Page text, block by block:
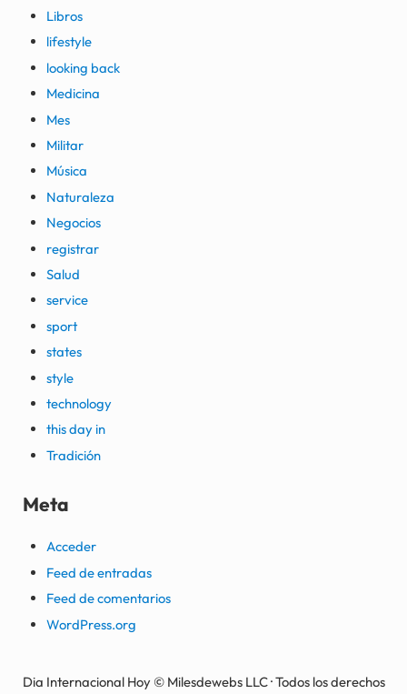
Libros
lifestyle
looking back
Medicina
Mes
Militar
Música
Naturaleza
Negocios
registrar
Salud
service
sport
states
style
technology
this day in
Tradición
Meta
Acceder
Feed de entradas
Feed de comentarios
WordPress.org
Dia Internacional Hoy © Milesdewebs LLC · Todos los derechos